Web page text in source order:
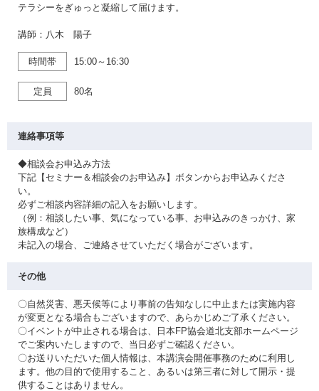
テラシーをぎゅっと凝縮して届けます。
講師：八木 陽子
時間帯 15:00～16:30
定員 80名
連絡事項等
◆相談会お申込み方法
下記【セミナー＆相談会のお申込み】ボタンからお申込みくださ
い。
必ずご相談内容詳細の記入をお願いします。
（例：相談したい事、気になっている事、お申込みのきっかけ、家
族構成など）
未記入の場合、ご連絡させていただく場合がございます。
その他
〇自然災害、悪天候等により事前の告知なしに中止または実施内容
が変更となる場合もございますので、あらかじめご了承ください。
〇イベントが中止される場合は、日本FP協会道北支部ホームページ
でご案内いたしますので、当日必ずご確認ください。
〇お送りいただいた個人情報は、本講演会開催事務のために利用し
ます。他の目的で使用すること、あるいは第三者に対して開示・提
供することはありません。